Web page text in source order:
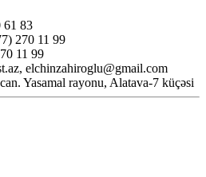
61 83
270 11 99
11 99
, elchinzahiroglu@gmail.com
Yasamal rayonu, Alatava-7 küçəsi